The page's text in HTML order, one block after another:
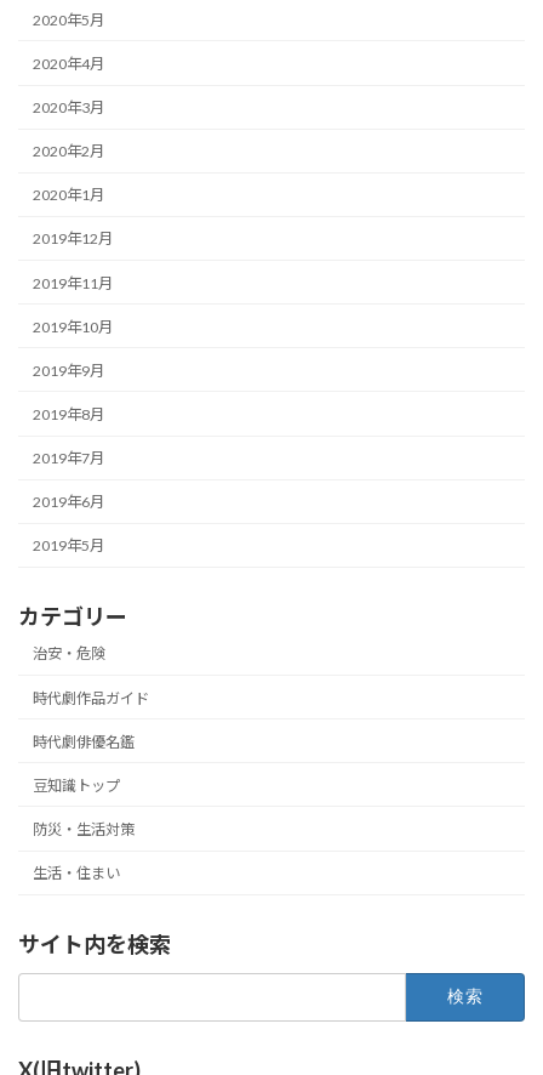
2020年5月
2020年4月
2020年3月
2020年2月
2020年1月
2019年12月
2019年11月
2019年10月
2019年9月
2019年8月
2019年7月
2019年6月
2019年5月
カテゴリー
治安・危険
時代劇作品ガイド
時代劇俳優名鑑
豆知識トップ
防災・生活対策
生活・住まい
サイト内を検索